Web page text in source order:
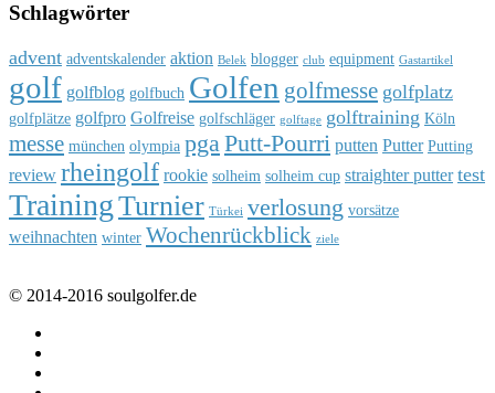
Schlagwörter
advent adventskalender aktion Belek blogger club equipment Gastartikel
golf golfblog golfbuch Golfen golfmesse golfplatz
golfplätze golfpro Golfreise golfschläger golftage golftraining Köln
messe münchen olympia pga Putt-Pourri putten Putter Putting
review rheingolf rookie solheim solheim cup straighter putter test
TrainingTurnier Türkei verlosung vorsätze
weihnachten winter Wochenrückblick ziele
© 2014-2016 soulgolfer.de